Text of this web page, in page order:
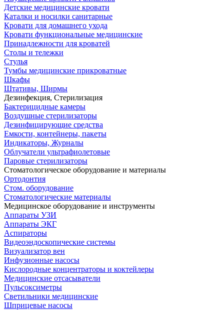
Детские медицинские кровати
Каталки и носилки санитарные
Кровати для домашнего ухода
Кровати функциональные медицинские
Принадлежности для кроватей
Столы и тележки
Стулья
Тумбы медицинские прикроватные
Шкафы
Штативы, Ширмы
Дезинфекция, Стерилизация
Бактерицидные камеры
Воздушные стерилизаторы
Дезинфицирующие средства
Емкости, контейнеры, пакеты
Индикаторы, Журналы
Облучатели ультрафиолетовые
Паровые стерилизаторы
Стоматологическое оборудование и материалы
Ортодонтия
Стом. оборудование
Стоматологические материалы
Медицинское оборудование и инструменты
Аппараты УЗИ
Аппараты ЭКГ
Аспираторы
Видеоэндоскопические системы
Визуализатор вен
Инфузионные насосы
Кислородные концентраторы и коктейлеры
Медицинские отсасыватели
Пульсоксиметры
Светильники медицинские
Шприцевые насосы